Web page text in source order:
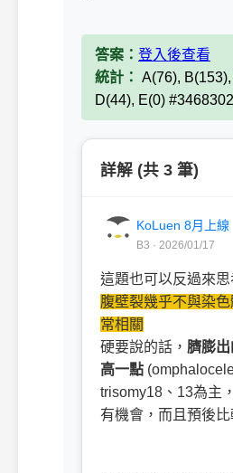
答案： 登入後查看
統計： A(76),
D(44), E(0) #3468302
詳解 (共 3 筆)
KoLuen 8月上線
B3 · 2026/01/17
這題也可以反過來思
腹壁裂幾乎不與染
常相關
硬要說的話， 臍膨
高一點
trisomy18、13為主
有機會，而且預後